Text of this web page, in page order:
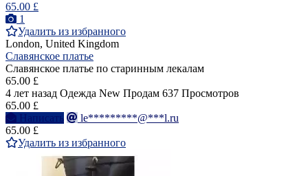
65.00 £
1
Удалить из избранного
London, United Kingdom
Славянское платье
Славянское платье по старинным лекалам
65.00 £
4 лет назад Одежда New Продам 637 Просмотров
65.00 £
Написать
le*********@***l.ru
65.00 £
Удалить из избранного